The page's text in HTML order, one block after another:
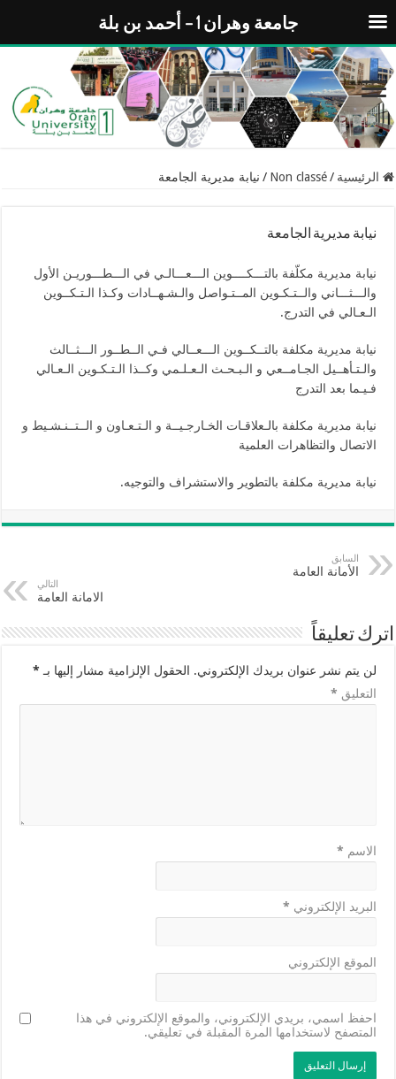
الرئيسية /
Non classé
/ نيابة مديرية الجامعة
نيابة مديرية الجامعة
نيابة مديرية مكلّفة بالتـــﻜــــﻮﻳﻦ اﻟـــﻌـــﺎﻟـﻲ ﻓﻲ اﻟـــﻄـــﻮرﻳـﻦ اﻷول
واﻟـــﺜـــﺎﻧﻲ واﻟــﺘـﻜـﻮﻳﻦ المــﺘـﻮاﺻﻞ واﻟـﺸـﻬــﺎدات وﻛـﺬا اﻟـﺘـﻜــﻮﻳﻦ
اﻟـﻌـﺎﻟﻲ في التدرج.
نيابة مديرية مكلفة بالتــﻜــﻮﻳﻦ اﻟـــﻌــﺎﻟﻲ ﻓـﻲ اﻟــﻄــﻮر اﻟـــﺜــﺎﻟﺚ
واﻟـﺘـﺄﻫــﻴﻞ الجـﺎﻣــﻌﻲ و اﻟـﺒـحـﺚ اﻟـﻌـلـﻤﻲ وﻛــﺬا اﻟـﺘـﻜـﻮﻳﻦ اﻟـﻌـﺎﻟﻲ
ﻓـﻴـﻤﺎ ﺑﻌﺪ اﻟﺘﺪرج
نيابة مديرية مكلفة بالـﻌﻼﻗـﺎت الخـﺎرﺟـﻴــﺔ و اﻟـﺘـﻌـﺎون و اﻟــﺘــﻨـﺸـﻴﻂ و
اﻻﺗﺼﺎل واﻟﺘﻈﺎﻫﺮات اﻟﻌﻠﻤﻴﺔ
نيابة مديرية مكلفة بالتطوير والاستشراف والتوجيه.
السابق
الأمانة العامة
التالي
الامانة العامة
اترك تعليقاً
لن يتم نشر عنوان بريدك الإلكتروني. الحقول الإلزامية مشار إليها بـ *
التعليق *
الاسم *
البريد الإلكتروني *
الموقع الإلكتروني
احفظ اسمي، بريدي الإلكتروني، والموقع الإلكتروني في هذا
المتصفح لاستخدامها المرة المقبلة في تعليقي.
جامعة وهران 1 – أحمد بن بلة